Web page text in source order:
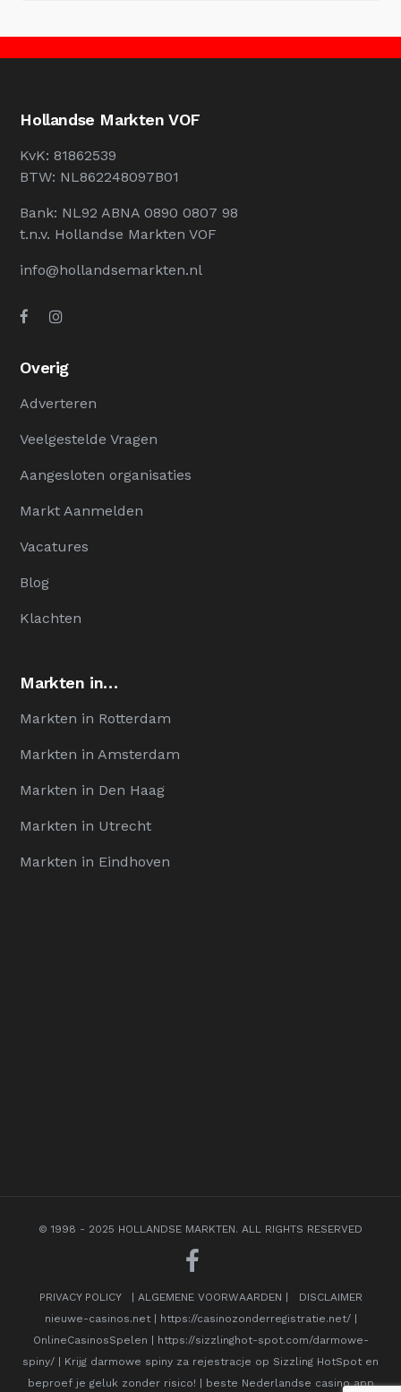
Hollandse Markten VOF
KvK: 81862539
BTW: NL862248097B01
Bank: NL92 ABNA 0890 0807 98
t.n.v. Hollandse Markten VOF
info@hollandsemarkten.nl
Overig
Adverteren
Veelgestelde Vragen
Aangesloten organisaties
Markt Aanmelden
Vacatures
Blog
Klachten
Markten in…
Markten in Rotterdam
Markten in Amsterdam
Markten in Den Haag
Markten in Utrecht
Markten in Eindhoven
© 1998 - 2025 HOLLANDSE MARKTEN. ALL RIGHTS RESERVED
PRIVACY POLICY ALGEMENE VOORWAARDEN
DISCLAIMER
nieuwe-casinos.net| https://casinozonderregistratie.net/|
OnlineCasinosSpelen
https://sizzlinghot-spot.com/darmowe-
spiny/
Krijg darmowe spiny za rejestracje op Sizzling HotSpot en
beproef je geluk zonder risico!
beste Nederlandse casino app